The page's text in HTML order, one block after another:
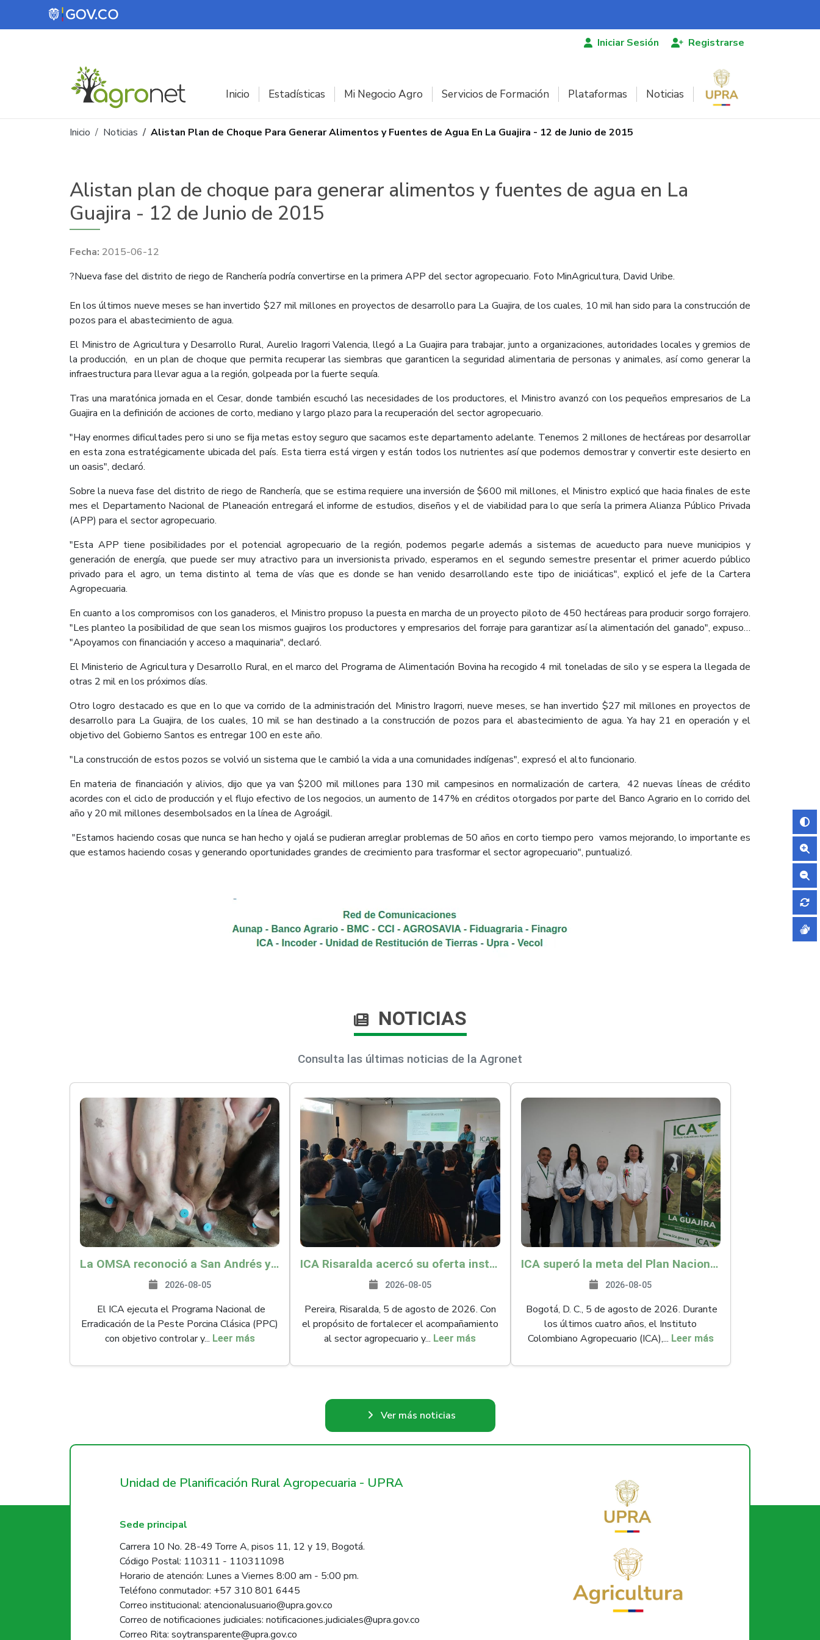
Pasar al contenido principal
Iniciar Sesión Registrarse
Inicio Estadísticas Mi Negocio Agro Servicios de Formación Plataformas Noticias
Ruta de navegación
Inicio Noticias Alistan Plan de Choque Para Generar Alimentos y Fuentes de Agua En La Guajira - 12 de Junio de 2015
Alistan plan de choque para generar alimentos y fuentes de agua en La
Guajira - 12 de Junio de 2015
2015-06-12
​?Nueva fase del distrito de riego de Ranchería podría convertirse en la primera APP del sector agropecuario. Foto MinAgricultura, David Uribe.
En los últimos nueve meses se han invertido $27 mil millones en proyectos de desarrollo para La Guajira, de los cuales, 10 mil han sido para la construcción de
pozos para el abastecimiento de agua.
El Ministro de Agricultura y Desarrollo Rural, Aurelio Iragorri Valencia, llegó a La Guajira para trabajar, junto a organizaciones, autoridades locales y gremios de
la producción, en un plan de choque que permita recuperar las siembras que garanticen la seguridad alimentaria de personas y animales, así como generar la
infraestructura para llevar agua a la región, golpeada por la fuerte sequía.
Tras una maratónica jornada en el Cesar, donde también escuchó las necesidades de los productores, el Ministro avanzó con los pequeños empresarios de La
Guajira en la definición de acciones de corto, mediano y largo plazo para la recuperación del sector agropecuario.
"Hay enormes dificultades pero si uno se fija metas estoy seguro que sacamos este departamento adelante. Tenemos 2 millones de hectáreas por desarrollar
en esta zona estratégicamente ubicada del país. Esta tierra está virgen y están todos los nutrientes así que podemos demostrar y convertir este desierto en
un oasis", declaró.
Sobre la nueva fase del distrito de riego de Ranchería, que se estima requiere una inversión de $600 mil millones, el Ministro explicó que hacia finales de este
mes el Departamento Nacional de Planeación entregará el informe de estudios, diseños y el de viabilidad para lo que sería la primera Alianza Público Privada
(APP) para el sector agropecuario.
"Esta APP tiene posibilidades por el potencial agropecuario de la región, podemos pegarle además a sistemas de acueducto para nueve municipios y
generación de energía, que puede ser muy atractivo para un inversionista privado, esperamos en el segundo semestre presentar el primer acuerdo público
privado para el agro, un tema distinto al tema de vías que es donde se han venido desarrollando este tipo de iniciáticas", explicó el jefe de la Cartera
Agropecuaria.
En cuanto a los compromisos con los ganaderos, el Ministro propuso la puesta en marcha de un proyecto piloto de 450 hectáreas para producir sorgo forrajero.
"Les planteo la posibilidad de que sean los mismos guajiros los productores y empresarios del forraje para garantizar así la alimentación del ganado", expuso…
"Apoyamos con financiación y acceso a maquinaria", declaró.
El Ministerio de Agricultura y Desarrollo Rural, en el marco del Programa de Alimentación Bovina ha recogido 4 mil toneladas de silo y se espera la llegada de
otras 2 mil en los próximos días.
Otro logro destacado es que en lo que va corrido de la administración del Ministro Iragorri, nueve meses, se han invertido $27 mil millones en proyectos de
desarrollo para La Guajira, de los cuales, 10 mil se han destinado a la construcción de pozos para el abastecimiento de agua. Ya hay 21 en operación y el
objetivo del Gobierno Santos es entregar 100 en este año.
"La construcción de estos pozos se volvió un sistema que le cambió la vida a una comunidades indígenas", expresó el alto funcionario.
En materia de financiación y alivios, dijo que ya van $200 mil millones para 130 mil campesinos en normalización de cartera, 42 nuevas líneas de crédito
acordes con el ciclo de producción y el flujo efectivo de los negocios, un aumento de 147% en créditos otorgados por parte del Banco Agrario en lo corrido del
año y 20 mil millones desembolsados en la línea de Agroágil.
"Estamos haciendo cosas que nunca se han hecho y ojalá se pudieran arreglar problemas de 50 años en corto tiempo pero vamos mejorando, lo importante es
que estamos haciendo cosas y generando oportunidades grandes de crecimiento para trasformar el sector agropecuario", puntualizó.
NOTICIAS
Consulta las últimas noticias de la Agronet
La OMSA reconoció a San Andrés y Providencia como zona libre de Peste Porcina Clásica (PPC)
2026-08-05
El ICA ejecuta el Programa Nacional de
Erradicación de la Peste Porcina Clásica (PPC)
con objetivo controlar y... Leer más
ICA Risaralda acercó su oferta institucional a productores y emprendedores en Expocamello
2026-08-05
Pereira, Risaralda, 5 de agosto de 2026. Con
el propósito de fortalecer el acompañamiento
al sector agropecuario y... Leer más
ICA superó la meta del Plan Nacional de Desarrollo y abrió 61 mercados internacionales
2026-08-05
Bogotá, D. C., 5 de agosto de 2026. Durante
los últimos cuatro años, el Instituto
Colombiano Agropecuario (ICA),... Leer más
Ver más noticias
Unidad de Planificación Rural Agropecuaria - UPRA
Sede principal
Carrera 10 No. 28-49 Torre A, pisos 11, 12 y 19, Bogotá.
Código Postal: 110311 - 110311098
Horario de atención: Lunes a Viernes 8:00 am - 5:00 pm.
Teléfono conmutador: +57 310 801 6445
Correo institucional: atencionalusuario@upra.gov.co
Correo de notificaciones judiciales: notificaciones.judiciales@upra.gov.co
Correo Rita: soytransparente@upra.gov.co